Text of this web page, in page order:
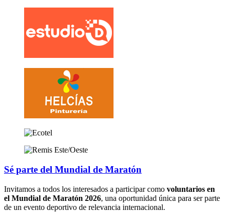
Sé parte del Mundial de Maratón
Invitamos a todos los interesados a participar como voluntarios en
el Mundial de Maratón 2026, una oportunidad única para ser parte
de un evento deportivo de relevancia internacional.